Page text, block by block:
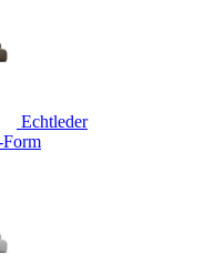
Echtleder
Form